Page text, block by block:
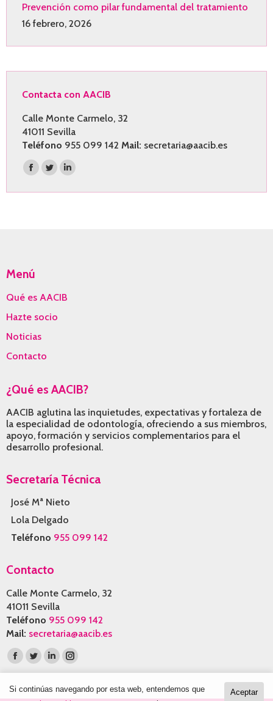
Prevención como pilar fundamental del tratamiento
16 febrero, 2026
Contacta con AACIB
Calle Monte Carmelo, 32
41011 Sevilla
Teléfono 955 099 142 Mail: secretaria@aacib.es
Encuéntranos en:
Facebook
page
Twitter
page
Linkedin
page
Menú
Qué es AACIB
Hazte socio
Noticias
Contacto
¿Qué es AACIB?
AACIB aglutina las inquietudes, expectativas y fortaleza de
la especialidad de odontología, ofreciendo a sus miembros,
apoyo, formación y servicios complementarios para el
desarrollo profesional.
Secretaría Técnica
José Mª Nieto
Lola Delgado
Teléfono 955 099 142
Contacto
Calle Monte Carmelo, 32
41011 Sevilla
Teléfono 955 099 142
Mail: secretaria@aacib.es
Encuéntranos en:
Facebook
page
opens
in
Twitter
page
opens
in
Linkedin
page
in
Instagram
page
opens
in
Aceptar
Si continúas navegando por esta web, entendemos que